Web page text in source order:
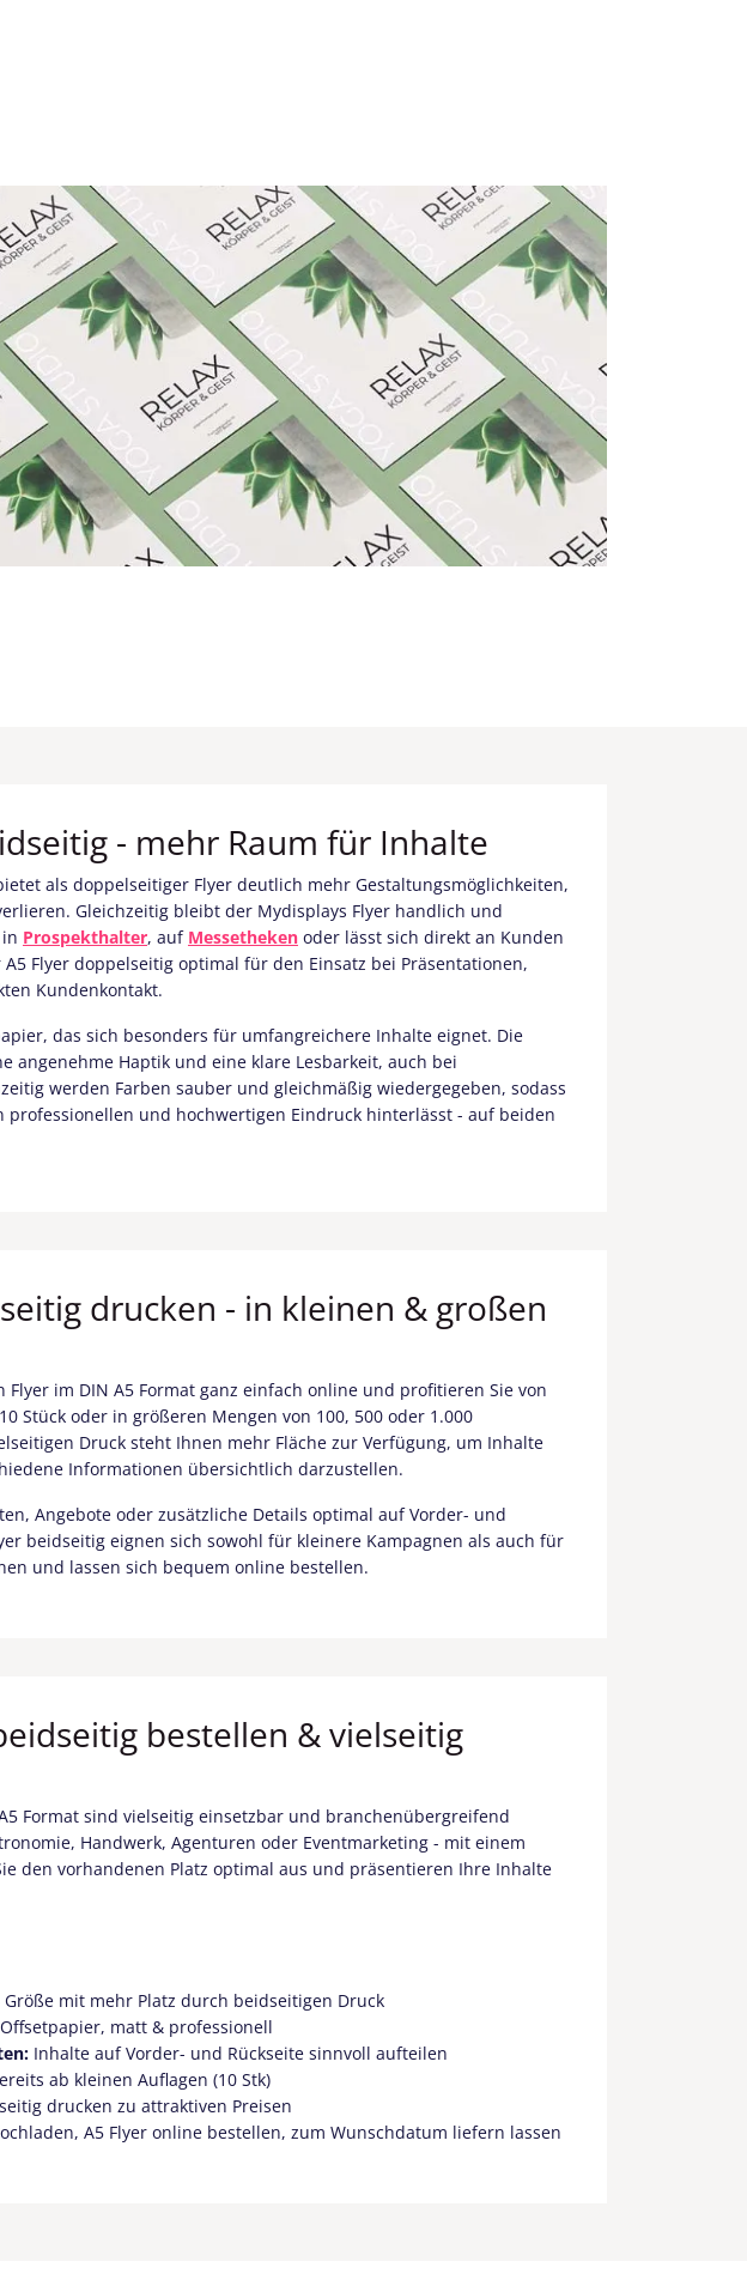
- mehr Raum für Inhalte
als doppelseitiger Flyer deutlich mehr Gestaltungsmöglichkeiten,
Gleichzeitig bleibt der Mydisplays Flyer handlich und
Prospekthalter, auf Messetheken oder lässt sich direkt an Kunden
Flyer doppelseitig optimal für den Einsatz bei Präsentationen,
Kundenkontakt.
das sich besonders für umfangreichere Inhalte eignet. Die
angenehme Haptik und eine klare Lesbarkeit, auch bei
werden Farben sauber und gleichmäßig wiedergegeben, sodass
professionellen und hochwertigen Eindruck hinterlässt - auf beiden
drucken - in kleinen & großen
Flyer im DIN A5 Format ganz einfach online und profitieren Sie von
Stück oder in größeren Mengen von 100, 500 oder 1.000
Druck steht Ihnen mehr Fläche zur Verfügung, um Inhalte
Informationen übersichtlich darzustellen.
Angebote oder zusätzliche Details optimal auf Vorder- und
beidseitig eignen sich sowohl für kleinere Kampagnen als auch für
und lassen sich bequem online bestellen.
bestellen & vielseitig
Format sind vielseitig einsetzbar und branchenübergreifend
Handwerk, Agenturen oder Eventmarketing - mit einem
den vorhandenen Platz optimal aus und präsentieren Ihre Inhalte
Größe mit mehr Platz durch beidseitigen Druck
matt & professionell
Inhalte auf Vorder- und Rückseite sinnvoll aufteilen
ab kleinen Auflagen (10 Stk)
drucken zu attraktiven Preisen
A5 Flyer online bestellen, zum Wunschdatum liefern lassen